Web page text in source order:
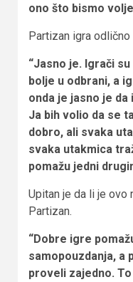
ono što bismo
Partizan igra
“Jasno je. Igrači
bolje u odbrani, a
onda je jasno je
Ja bih volio da se
dobro, ali svaka
svaka utakmica
pomažu jedni
Upitan je da li je ovo
Partizan.
“Dobre igre
samopouzdanja, a
proveli zajedno.